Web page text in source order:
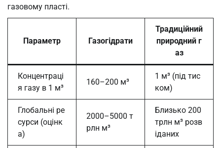
газовому пласті.
Параметр Газогідрати
Традиційний
природний г
аз
Концентраці
я газу в 1 м³
160–200 м³
1 м³ (під тис
ком)
Глобальні ре
сурси (оцінк
а)
2000–5000 т
рлн м³
Близько 200
трлн м³ розв
іданих